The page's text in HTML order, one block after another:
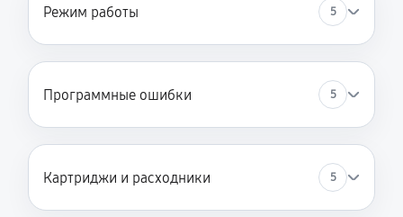
Режим работы 5
Программные ошибки 5
Картриджи и расходники 5